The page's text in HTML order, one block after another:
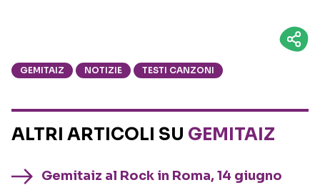
GEMITAIZ NOTIZIE TESTI CANZONI
ALTRI ARTICOLI SU GEMITAIZ
Gemitaiz al Rock in Roma, 14 giugno